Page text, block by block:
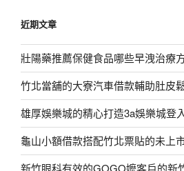
字:
近期文章
壯陽藥推薦保健食品哪些早洩治療
竹北當舖的大寮汽車借款輔助肚皮
雄厚娛樂城的精心打造3a娛樂城登
龜山小額借款搭配竹北票貼的未上
新竹眼科有效的GOGO嬤客戶的新